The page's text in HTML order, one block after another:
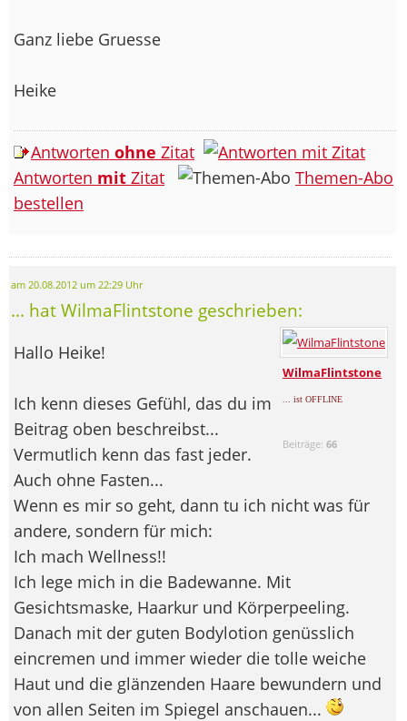
Ganz liebe Gruesse
Heike
Antworten ohne Zitat
Antworten mit Zitat
Themen-Abo
bestellen
am 20.08.2012 um 22:29 Uhr
... hat WilmaFlintstone geschrieben:
WilmaFlintstone
... ist OFFLINE
Beiträge:66
Hallo Heike!
Ich kenn dieses Gefühl, das du im
Beitrag oben beschreibst...
Vermutlich kenn das fast jeder.
Auch ohne Fasten...
Wenn es mir so geht, dann tu ich nicht was für
andere, sondern für mich:
Ich mach Wellness!!
Ich lege mich in die Badewanne. Mit
Gesichtsmaske, Haarkur und Körperpeeling.
Danach mit der guten Bodylotion genüsslich
eincremen und immer wieder die tolle weiche
Haut und die glänzenden Haare bewundern und
von allen Seiten im Spiegel anschauen...